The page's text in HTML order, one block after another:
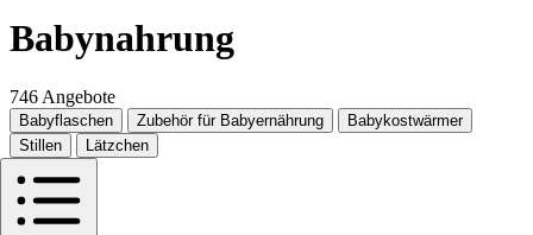
Babynahrung
746 Angebote
Babyflaschen Zubehör für Babyernährung
Babykostwärmer
Stillen
Lätzchen